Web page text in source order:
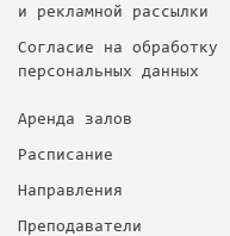
и рекламной рассылки
Согласие на обработку
персональных данных
Аренда залов
Расписание
Направления
Преподаватели